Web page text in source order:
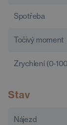
Spotřeba
Točivý moment
Zrychlení (0-
Stav
Nájezd